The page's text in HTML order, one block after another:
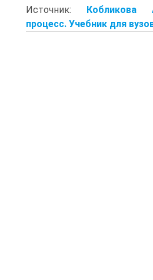
Источник: Кобликова
процесс. Учебник для